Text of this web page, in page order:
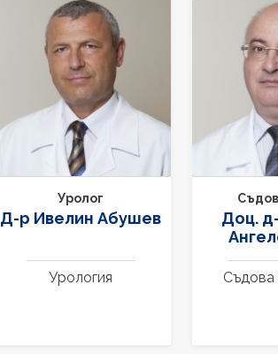
Уролог
Д-р Ивелин Абушев
Урология
Доц.
Съдова